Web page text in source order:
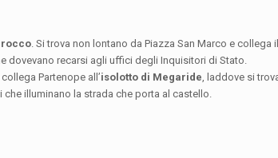
. Si trova non lontano da Piazza San Marco e collega il
dovevano recarsi agli uffici degli Inquisitori di Stato.
Partenope all’isolotto di Megaride, laddove si
illuminano la strada che porta al castello.